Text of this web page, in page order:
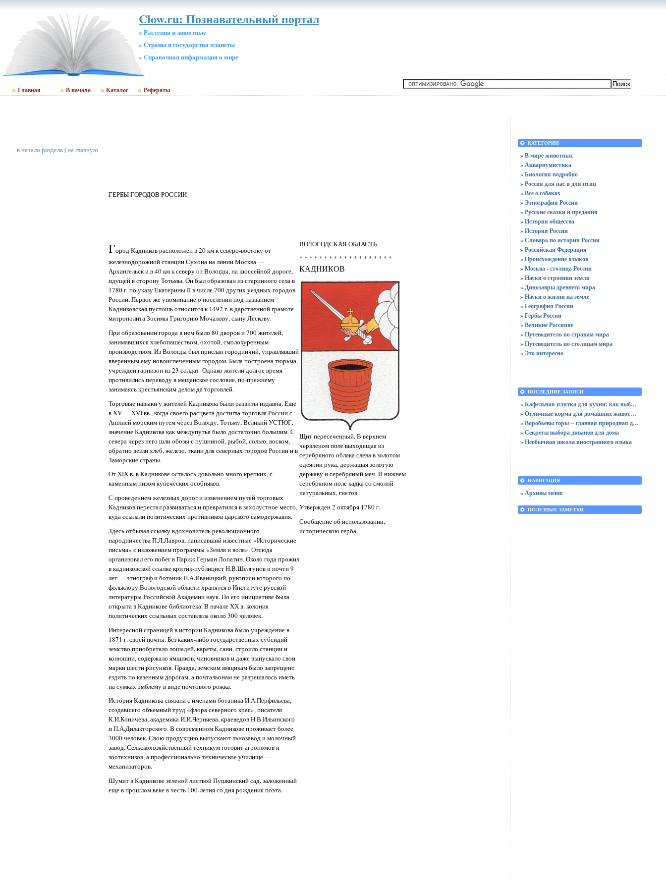
Clow.ru: Познавательный портал
» Растения и животные
» Страны и государства планеты
» Cправочная информация о мире
Главная В начало Каталог Рефераты
в начало раздела| на главную
ГЕРБЫ ГОРОДОВ РОССИИ
Город Кадников расположен в 20 км к северо-востоку от
железнодорожной станции Сухона на линии Москва —
Архангельск и в 40 км к северу от Вологды, на шоссейной дороге,
идущей в сторону Тотьмы. Он был образован из старинного села в
1780 г. по указу Екатерины II в числе 700 других уездных городов
России, Первое же упоминание о поселении под названием
Кадниковская пустошь относится к 1492 г. в дарственной грамоте
митрополита Зосимы Григорию Мочалову, сыну Лескову.
При образовании города в нем было 80 дворов и 700 жителей,
занимавшихся хлебопашеством, охотой, смолокуренным
производством. Из Вологды был прислан городничий, управлявший
вверенным ему новоиспеченным городом. Была построена тюрьма,
учрежден гарнизон из 23 солдат. Однако жители долгое время
противились переводу в мещанское сословие, по-прежнему
занимаясь крестьянским делом да торговлей.
Торговые навыки у жителей Кадникова были развиты издавна. Еще
в XV — XVI вв., когда своего расцвета достигла торговля России с
Англией морским путем через Вологду, Тотьму, Великий УСТЮГ,
значение Кадникова как междупутья было достаточно большим. С
севера через него шли обозы с пушниной, рыбой, солью, воском,
обратно везли хлеб, железо, ткани для северных городов России и в
Заморские страны.
От XIX в. в Кадникове осталось довольно много крепких, с
каменным низом купеческих особняков.
С проведением железных дорог и изменением путей торговых
Кадников перестал развиваться и превратился в захолустное место,
куда ссылали политических противников царского самодержавия.
Здесь отбывал ссылку вдохновитель революционного
народничества П.Л.Лавров, написавший известные «Исторические
письма» с изложением программы «Земля и воля». Отсюда
организовал его побег в Париж Герман Лопатин. Около года прожил
в кадниковской ссылке критик-публицист Н.В.Шелгунов и почти 9
лет — этнограф и ботаник Н.А.Иваницкий, рукописи которого по
фольклору Вологодской области хранятся в Институте русской
литературы Российской Академии наук. По его инициативе была
открыта в Кадникове библиотека. В начале XX в. колония
политических ссыльных составляла около 300 человек.
Интересной страницей в истории Кадникова было учреждение в
1871 г. своей почты. Без каких-либо государственных субсидий
земство приобретало лошадей, кареты, сани, строило станции и
конюшни, содержало ямщиков, чиновников и даже выпускало свои
марки шести рисунков. Правда, земским ямщикам было запрещено
ездить по казенным дорогам, а почтальонам не разрешалось иметь
на сумках эмблему в виде почтового рожка.
История Кадникова связана с именами ботаника И.А.Перфильева,
создавшего объемный труд «флора северного края», писателя
К.И.Коничева, академика И.И.Черняева, краеведов Н.В.Ильинского
и П.А.Дилакторского. В современном Кадникове проживает более
3000 человек. Свою продукцию выпускают льнозавод и молочный
завод. Сельскохозяйственный техникум готовит агрономов и
зоотехников, а профессионально-техническое училище —
механизаторов.
Шумит в Кадникове зеленой листвой Пушкинский сад, заложенный
еще в прошлом веке в честь 100-летия со дня рождения поэта.
ВОЛОГОДСКАЯ ОБЛАСТЬ
* * * * * * * * * * * * * * * * * * *
КАДНИКОВ
Щит пересеченный. В верхнем
червленом поле выходящая из
серебряного облака слева в золотом
одеянии рука, держащая золотую
державу и серебряный меч. В нижнем
серебряном поле кадка со смолой
натуральных, гнетов.
Утвержден 2 октября 1780 г.
Сообщение об использовании,
историческою герба.
КАТЕГОРИИ
» В мире животных
» Аквариумистика
» Биология подробно
» Россия для нас и для птиц
» Все о собаках
» Этнография России
» Русские сказки и предания
» История общества
» История России
» Словарь по истории России
» Российская Федерация
» Происхождение языков
» Москва - столица России
» Науки о строении земли
» Динозавры древнего мира
» Науки о жизни на земле
» География России
» Гербы России
» Великие Россияне
» Путеводитель по странам мира
» Путеводитель по столицам мира
» Это интересно
ПОСЛЕДНИЕ ЗАПИСИ
» Кафельная плитка для кухни: как выбрать практичную отделку
» Отличные корма для домашних животных
» Воробьевы горы -- главная природная достопримечательность Москвы
» Секреты выбора диванов для дома
» Необычная школа иностранного языка
НАВИГАЦИЯ
» Архивы меню
ПОЛЕЗНЫЕ ЗАМЕТКИ